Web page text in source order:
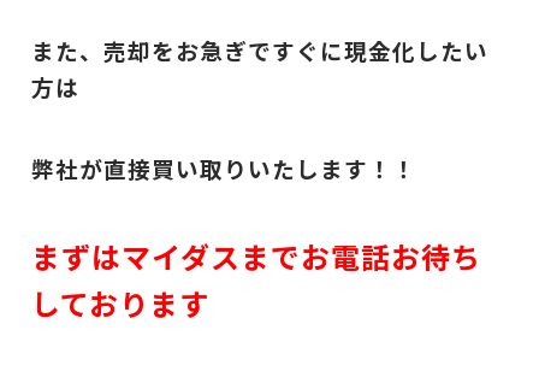
また、売却をお急ぎですぐに現金化したい
方は
弊社が直接買い取りいたします！！
まずはマイダスまでお電話お待ち
しております